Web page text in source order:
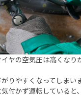
ヤの空気圧は高くなり
りやすくなってしまいま
付かず運転していると